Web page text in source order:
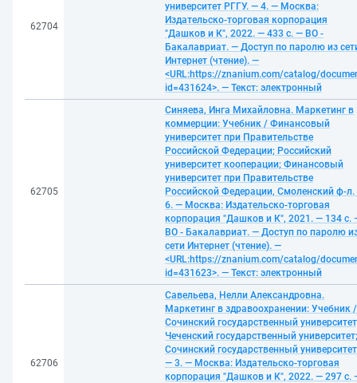
62704
университет РГГУ. — 4. — Москва:
Издательско-торговая корпорация
"Дашков и К", 2022. — 433 с. — ВО -
Бакалавриат. — Доступ по паролю из
Интернет (чтение). —
<URL:https://znanium.com/catalog/
id=431624>. — Текст: электронный
62705
Синяева, Инга Михайловна. Маркетинг в
коммерции: Учебник / Финансовый
университет при Правительстве
Российской Федерации; Российский
университет кооперации; Финансовый
университет при Правительстве
Российской Федерации, Смоленский ф-
6. — Москва: Издательско-торговая
корпорация "Дашков и К", 2021. — 134 с.
ВО - Бакалавриат. — Доступ по паролю
сети Интернет (чтение). —
<URL:https://znanium.com/catalog/
id=431623>. — Текст: электронный
62706
Савельева, Нелли Александровна.
Маркетинг в здравоохранении: Учебник /
Сочинский государственный
Чеченский государственный университет;
Сочинский государственный
— 3. — Москва: Издательско-торговая
корпорация "Дашков и К", 2022. — 297 с.